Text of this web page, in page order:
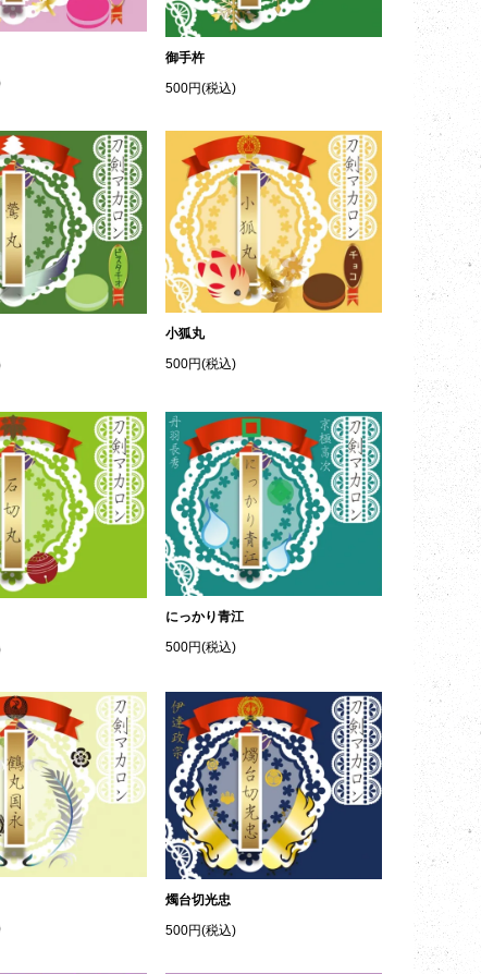
御手杵
500円(税込)
小狐丸
500円(税込)
にっかり青江
500円(税込)
燭台切光忠
500円(税込)